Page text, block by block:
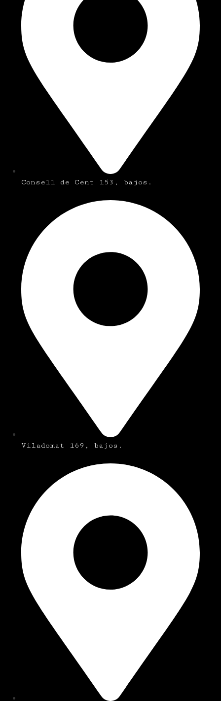
Consell de Cent 153, bajos.
Viladomat 169, bajos.